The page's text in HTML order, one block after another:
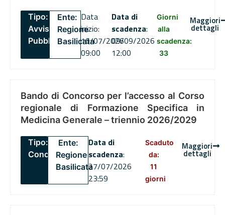
Tipo:
Avviso
Pubblico
Ente:
Regione
Basilicata
Data
inizio:
16/07/2026
09:00
Data di
scadenza:
09/09/2026
12:00
Giorni
alla
scadenza:
33
Maggiori
dettagli
Bando di Concorso per l’accesso al Corso
regionale di Formazione Specifica in
Medicina Generale – triennio 2026/2029
Tipo:
Concorsi
Ente:
Regione
Basilicata
Data di
scadenza:
27/07/2026
23:59
Scaduto
da:
11
giorni
Maggiori
dettagli